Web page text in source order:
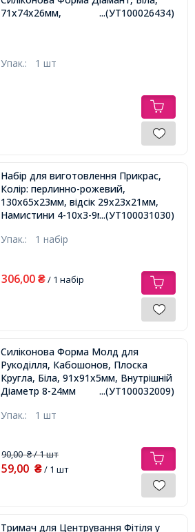
71х74х26мм,
...(УТ100026434)
Упак.: 1 шт
Набір для виготовлення Прикрас,
Колір: перлинно-рожевий,
130х65х23мм, відсік 29х23х21мм,
Намистини 4-10х3-9мм, Отвір 1-
...(УТ100031030)
Упак.: 1 набір
306,00 ₴/ 1 набір
Силіконова Форма Молд для
Рукоділля, Кабошонов, Плоска
Кругла, Біла, 91х91х5мм, Внутрішній
Діаметр 8-24мм
...(УТ100032009)
Упак.: 1 шт
90,00₴/ 1 шт
59,00 ₴/ 1 шт
Тримач для Центрування Фітіля у